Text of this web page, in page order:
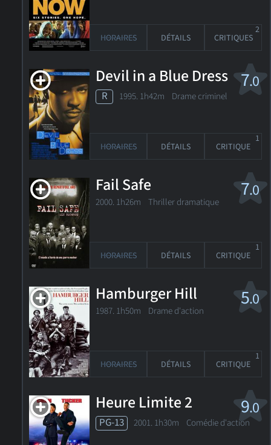
HORAIRES DÉTAILS CRITIQUES
2
7.0
Devil in a Blue Dress
R 1995. 1h42m Drame criminel
HORAIRES DÉTAILS CRITIQUE
1
7.0
Fail Safe
2000. 1h26m Thriller dramatique
HORAIRES DÉTAILS CRITIQUE
1
5.0
Hamburger Hill
1987. 1h50m Drame d'action
HORAIRES DÉTAILS CRITIQUE
1
9.0
Heure Limite 2
PG-13 2001. 1h30m Comédie d'action